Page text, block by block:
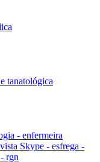
tanatológica
- enfermeira
Skype - esfrega -
rgn